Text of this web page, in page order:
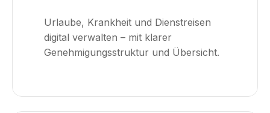
Urlaube, Krankheit und Dienstreisen
digital verwalten – mit klarer
Genehmigungsstruktur und Übersicht.